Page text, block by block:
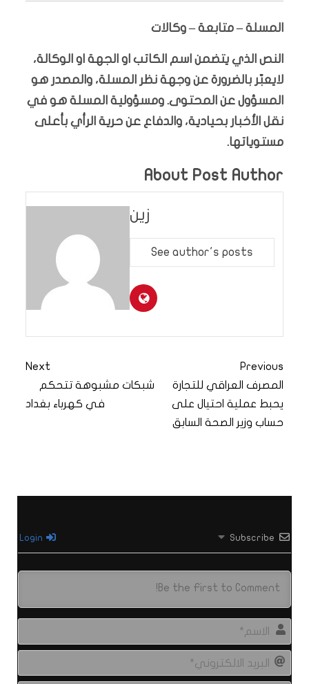
المسلة – متابعة – وكالات
النص الذي يتضمن اسم الكاتب او الجهة او الوكالة،
لايعبّر بالضرورة عن وجهة نظر المسلة، والمصدر هو
المسؤول عن المحتوى. ومسؤولية المسلة هو في
نقل الأخبار بحيادية، والدفاع عن حرية الرأي بأعلى
مستوياتها.
About Post Author
زين
See author's posts
Previous
المصرف العراقي للتجارة
يحبط عملية احتيال على
حساب وزير الصحة السابق
Next
شبكات مشبوهة تتحكم
في كهرباء بغداد
Subscribe